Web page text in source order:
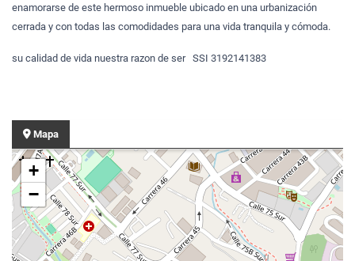
enamorarse de este hermoso inmueble ubicado en una urbanización
cerrada y con todas las comodidades para una vida tranquila y cómoda.
su calidad de vida nuestra razon de ser SSI 3192141383
Mapa
+
−